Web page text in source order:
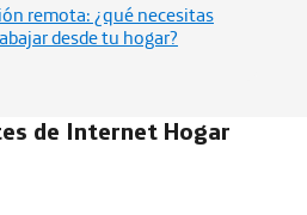
remota: ¿qué necesitas
desde tu hogar?
de Internet Hogar